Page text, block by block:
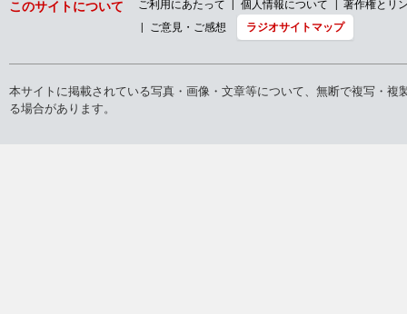
このサイトについて ご利用にあたって 個人情報について
著作権とリ
ご意見・ご感想
ラジオサイトマップ
本サイトに掲載されている写真・画像・文章等について、無断で複写・
る場合があります。